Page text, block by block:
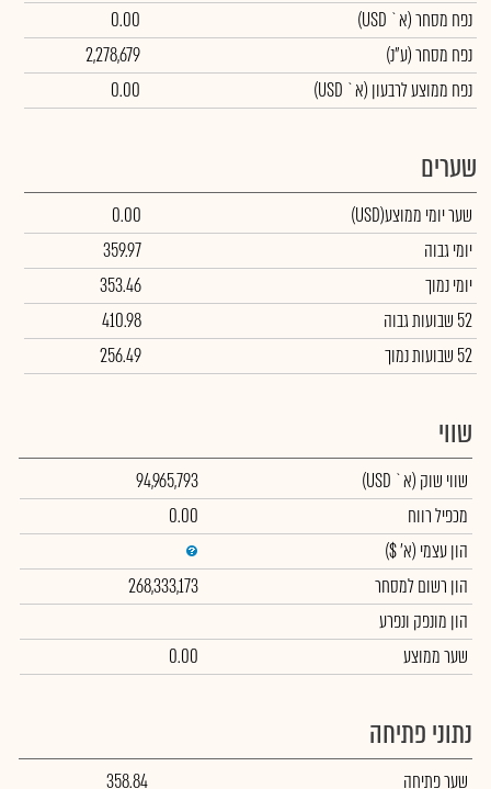
נפח מסחר(א` USD)
0.00
נפח מסחר(ע"נ)
2,278,679
נפח ממוצע לרבעון (א` USD)
0.00
שערים
שער יומי ממוצע(USD)
0.00
יומי גבוה
359.97
יומי נמוך
353.46
52 שבועות גבוה
410.98
52 שבועות נמוך
256.49
שווי
שווי שוק (א` USD)
94,965,793
מכפיל רווח
0.00
הון עצמי (א' $)
הון רשום למסחר
268,333,173
הון מונפק ונפרע
שער ממוצע
0.00
נתוני פתיחה
שער פתיחה 358.84